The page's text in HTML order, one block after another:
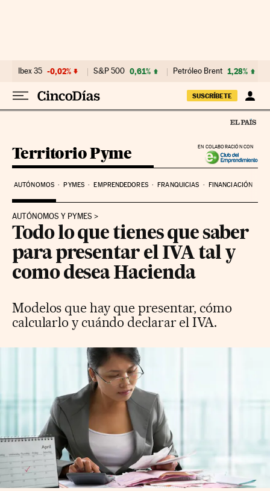
Ibex 35 -0,02% S&P 500 0,61% Petróleo Brent 1,28%
SUSCRÍBETE
EN COLABORACIÓN CON
Territorio Pyme
AUTÓNOMOS PYMES EMPRENDEDORES FRANQUICIAS FINANCIACIÓN
AUTÓNOMOS Y PYMES
Todo lo que tienes que saber
para presentar el IVA tal y
como desea Hacienda
Modelos que hay que presentar, cómo
calcularlo y cuándo declarar el IVA.